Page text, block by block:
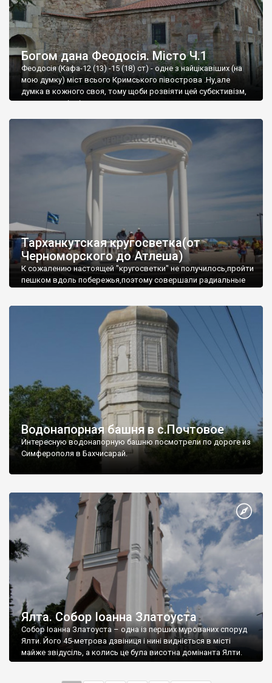
Богом дана Феодосія. Місто Ч.1
Феодосія (Кафа-12 (13) -15 (18) ст) - одне з найцікавіших (на
мою думку) міст всього Кримського півострова .Ну,але
думка в кожного своя, тому щоби розвіяти цей субєктивізм,
запрошую відвідати це
Тарханкутская кругосветка(от
Черноморского до Атлеша)
К сожалению настоящей "кругосветки" не получилось,пройти
пешком вдоль побережья,поэтому совершали радиальные
Водонапорная башня в с.Почтовое
Интересную водонапорную башню посмотрели по дороге из
Симферополя в Бахчисарай.
Ялта. Собор Іоанна Златоуста
Собор Іоанна Златоуста – одна із перших мурованих споруд
Ялти. Його 45-метрова дзвіниця і нині видніється в місті
майже звідусіль, а колись це була висотна домінанта Ялти.